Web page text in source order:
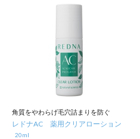
角質をやわらげ毛穴詰まりを防ぐ
レドナAC 薬用クリアローション
20ml